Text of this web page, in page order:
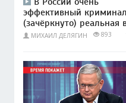
эффективный криминал
(зачёркнуто) реальная
МИХАИЛ ДЕЛЯГИН 893